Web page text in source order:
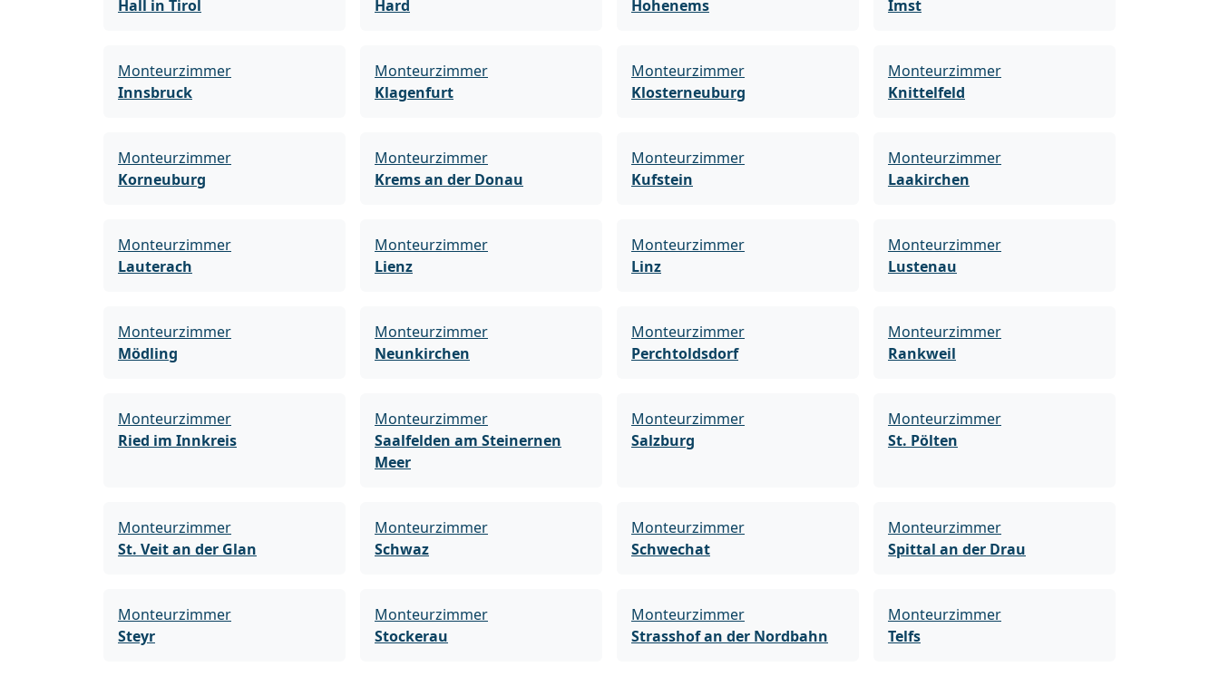
Hall in Tirol
Hard
Hohenems
Imst
Monteurzimmer
Innsbruck
Monteurzimmer
Klagenfurt
Monteurzimmer
Klosterneuburg
Monteurzimmer
Knittelfeld
Monteurzimmer
Korneuburg
Monteurzimmer
Krems an der Donau
Monteurzimmer
Kufstein
Monteurzimmer
Laakirchen
Monteurzimmer
Lauterach
Monteurzimmer
Lienz
Monteurzimmer
Linz
Monteurzimmer
Lustenau
Monteurzimmer
Mödling
Monteurzimmer
Neunkirchen
Monteurzimmer
Perchtoldsdorf
Monteurzimmer
Rankweil
Monteurzimmer
Ried im Innkreis
Monteurzimmer
Saalfelden am Steinernen
Meer
Monteurzimmer
Salzburg
Monteurzimmer
St. Pölten
Monteurzimmer
St. Veit an der Glan
Monteurzimmer
Schwaz
Monteurzimmer
Schwechat
Monteurzimmer
Spittal an der Drau
Monteurzimmer
Steyr
Monteurzimmer
Stockerau
Monteurzimmer
Strasshof an der Nordbahn
Monteurzimmer
Telfs